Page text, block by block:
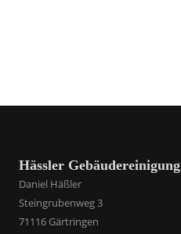
Hässler Gebäudereinigung
Daniel Häßler
Steingrubenweg 3
71116 Gärtringen